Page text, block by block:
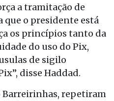
a tramitação de
que o presidente está
os princípios tanto da
do uso do Pix,
de sigilo
disse Haddad.
repetiram